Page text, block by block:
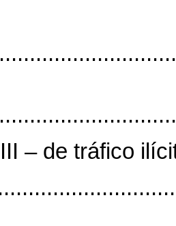
– de tráfico